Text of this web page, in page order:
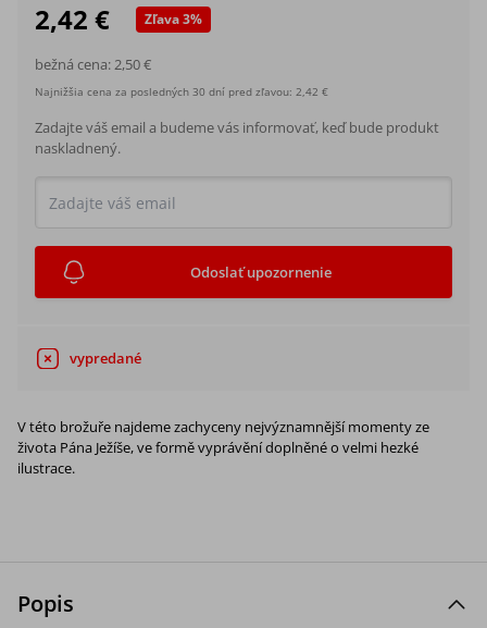
2,42 € Zľava3%
bežná cena:2,50 €
Najnižšia cena za posledných 30 dní pred zľavou: 2,42 €
Zadajte váš email a budeme vás informovať, keď bude produkt
naskladnený.
Odoslať upozornenie
vypredané
V této brožuře najdeme zachyceny nejvýznamnější momenty ze
života Pána Ježíše, ve formě vyprávění doplněné o velmi hezké
ilustrace.
Popis